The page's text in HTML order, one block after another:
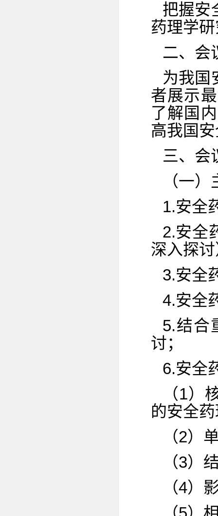
把握安
药理学
二、会
为我国
者展示
了解国
高我国
三、会
（一
1.安全
2.安全
深入探
3.安全
4.安全
5.结合
讨；
6.安全
（1）
的安全
（2）
（3）
（4）